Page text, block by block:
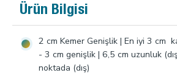
Ürün Bilgisi
2 cm Kemer Genişlik | En iyi 3 cm
- 3 cm genişlik | 6,5 cm uzunluk
noktada (dış)